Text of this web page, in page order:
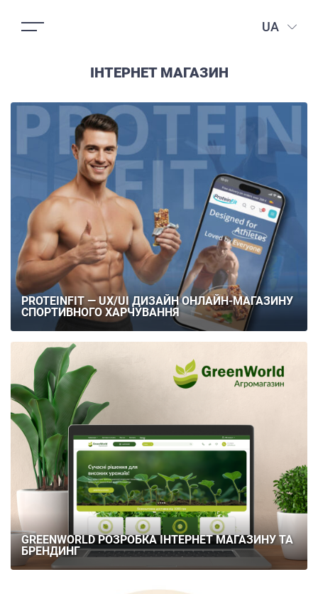
UA
ІНТЕРНЕТ МАГАЗИН
PROTEINFIT — UX/UI ДИЗАЙН ОНЛАЙН-МАГАЗИНУ
СПОРТИВНОГО ХАРЧУВАННЯ
GREENWORLD РОЗРОБКА ІНТЕРНЕТ МАГАЗИНУ ТА
БРЕНДИНГ